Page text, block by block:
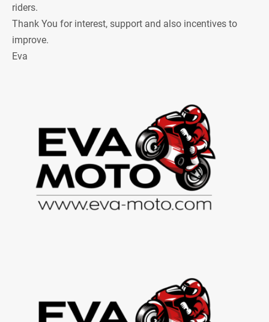
riders.
Thank You for interest, support and also incentives to
improve.
Eva